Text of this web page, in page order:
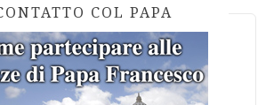
COL PAPA